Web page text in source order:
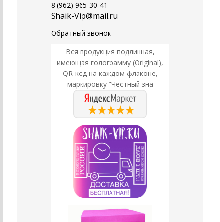
8 (962) 965-30-41
Shaik-Vip@mail.ru
Обратный звонок
Вся продукция подлинная,
имеющая голограмму (Original),
QR-код на каждом флаконе,
маркировку "Честный зна